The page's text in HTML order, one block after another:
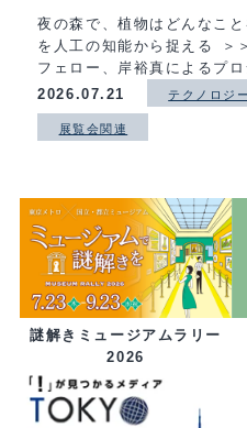
夜の森で、植物はどんなこ
を人工の知能から捉える ＞
フェロー、岸裕真によるプ
2026.07.21
テクノロジー
展覧会関連
謎解きミュージアムラリー
2026